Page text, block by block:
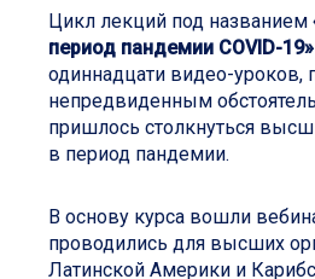
Цикл лекций под названием
период пандемии COVID-19»
одиннадцати видео-уроков,
непредвиденным
пришлось столкнуться
в период пандемии.
В основу курса вошли
проводились для высших
Латинской Америки и